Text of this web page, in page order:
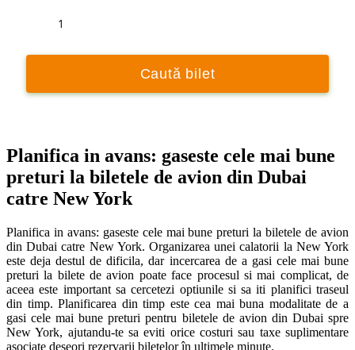
1
Caută bilet
Planifica in avans: gaseste cele mai bune
preturi la biletele de avion din Dubai
catre New York
Planifica in avans: gaseste cele mai bune preturi la biletele de avion
din Dubai catre New York. Organizarea unei calatorii la New York
este deja destul de dificila, dar incercarea de a gasi cele mai bune
preturi la bilete de avion poate face procesul si mai complicat, de
aceea este important sa cercetezi optiunile si sa iti planifici traseul
din timp. Planificarea din timp este cea mai buna modalitate de a
gasi cele mai bune preturi pentru biletele de avion din Dubai spre
New York, ajutandu-te sa eviti orice costuri sau taxe suplimentare
asociate deseori rezervarii biletelor în ultimele minute.